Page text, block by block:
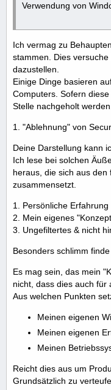
Verwendung von
Ich vermag zu
stammen. Dies
dazustellen.
Einige Dinge basieren
Computers. Sofern
Stelle nachgeholt werden.
1. "Ablehnung" von
Deine Darstellung kann
Ich lese bei solchen
heraus, die sich aus den
zusammensetzt.
1. Persönliche Erfahrung
2. Mein eigenes
3. Ungefiltertes & nicht
Besonders schlimm
Es mag sein, das mein
nicht, dass dies auch für
Aus welchen Punkten
Meinen eigenen
Meinen eigenen
Meinen
Reicht dies aus um
Grundsätzlich zu